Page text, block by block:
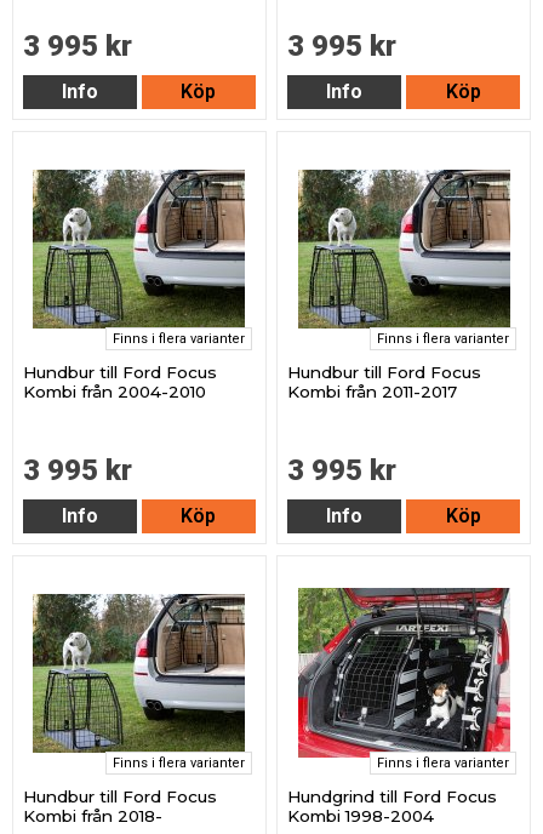
3 995 kr
Info Köp
3 995 kr
Info Köp
Finns i flera varianter
Hundbur till Ford Focus
Kombi från 2004-2010
3 995 kr
Info Köp
Finns i flera varianter
Hundbur till Ford Focus
Kombi från 2011-2017
3 995 kr
Info Köp
Finns i flera varianter
Hundbur till Ford Focus
Kombi från 2018-
Finns i flera varianter
Hundgrind till Ford Focus
Kombi 1998-2004